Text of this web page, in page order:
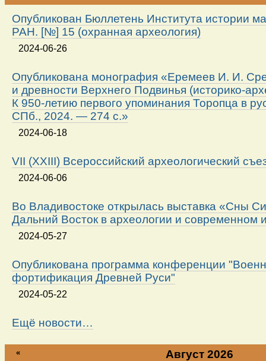
Опубликован Бюллетень Института истории
РАН. [№] 15 (охранная археология)
2024-06-26
Опубликована монография «Еремеев И. И.
и древности Верхнего Подвинья (историко-
К 950-летию первого упоминания Торопца в
СПб., 2024. — 274 с.»
2024-06-18
VII (XXIII) Всероссийский археологический
2024-06-06
Во Владивостоке открылась выставка «Сны
Дальний Восток в археологии и современном
2024-05-27
Опубликована программа конференции
фортификация Древней Руси"
2024-05-22
Ещё новости…
« Август 2026